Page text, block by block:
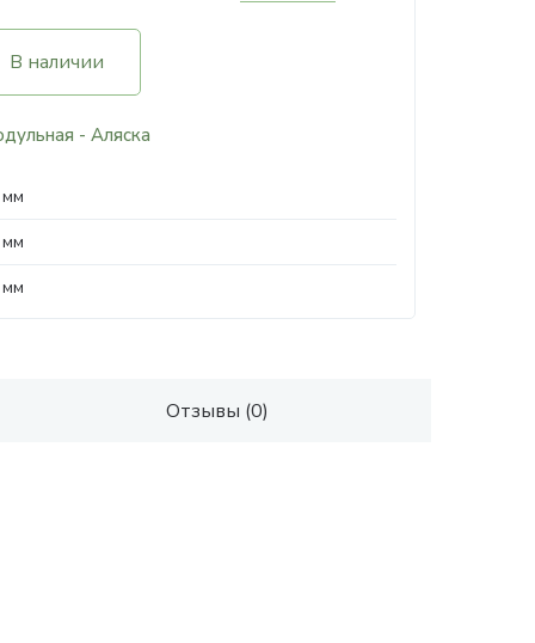
В наличии
- Аляска
Отзывы (0)